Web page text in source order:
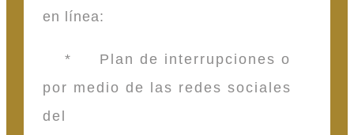
en línea:
* Plan de interrupciones o
por medio de las redes sociales
del